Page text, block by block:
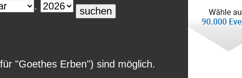
.
"Goethes Erben") sind möglich.